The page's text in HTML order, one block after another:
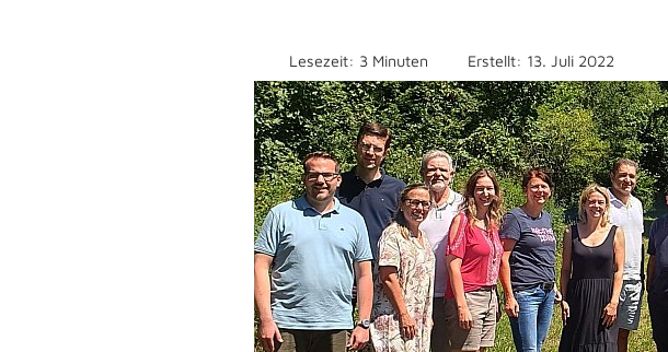
Lesezeit: 3 Minuten Erstellt: 13. Juli 2022